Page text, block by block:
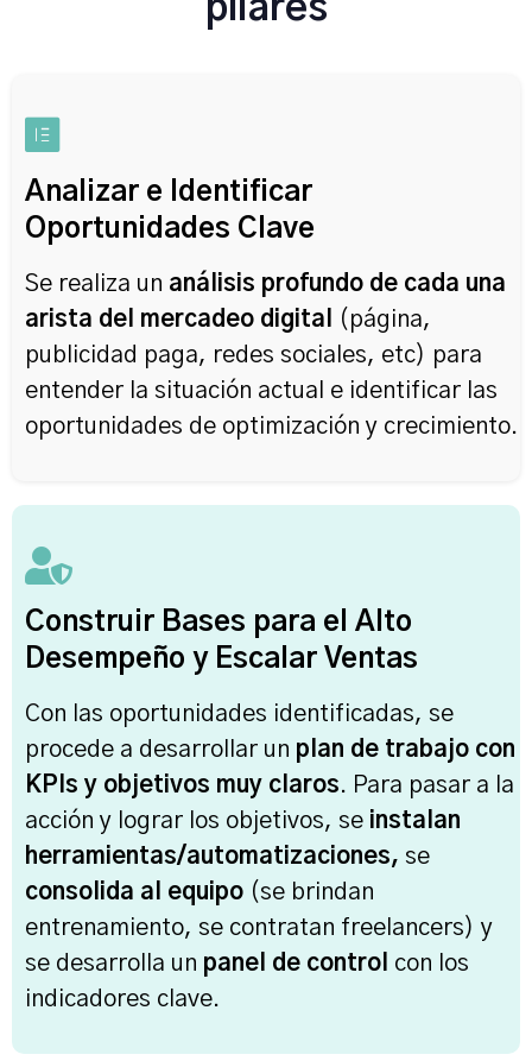
pilares
Analizar e Identificar
Oportunidades Clave
Se realiza un análisis profundo de cada una
arista del mercadeo digital
(página,
publicidad paga, redes sociales, etc) para
entender la situación actual e identificar las
oportunidades de optimización y crecimiento.
Construir Bases para el Alto
Desempeño y Escalar Ventas
Con las oportunidades identificadas, se
procede a desarrollar un plan de trabajo con
KPIs y objetivos muy claros. Para pasar a la
acción y lograr los objetivos, se instalan
herramientas/automatizaciones, se
consolida al equipo (se brindan
entrenamiento, se contratan freelancers) y
se desarrolla un panel de control con los
indicadores clave.